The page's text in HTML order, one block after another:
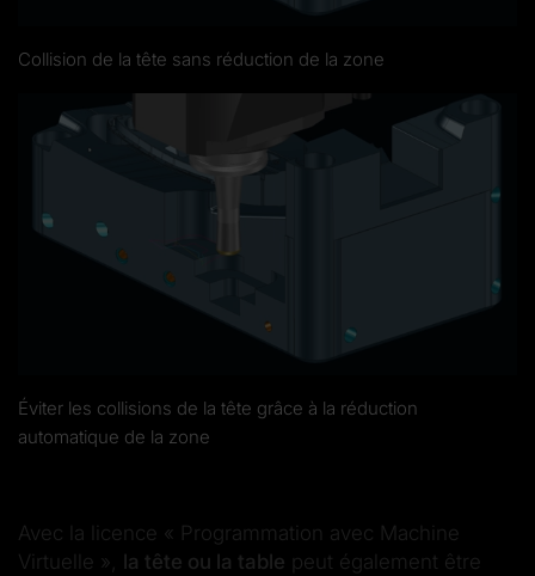
Collision de la tête sans réduction de la zone
Éviter les collisions de la tête grâce à la réduction
automatique de la zone
Avec la licence « Programmation avec Machine
Virtuelle », la tête ou la table peut également être